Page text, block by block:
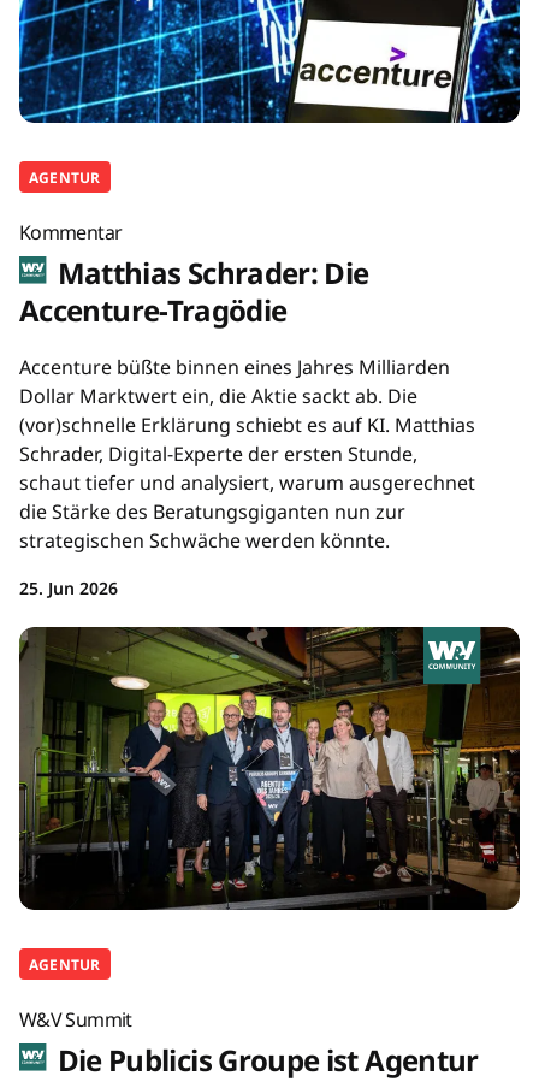
AGENTUR
Kommentar
Matthias Schrader: Die
Accenture-Tragödie
Accenture büßte binnen eines Jahres Milliarden
Dollar Marktwert ein, die Aktie sackt ab. Die
(vor)schnelle Erklärung schiebt es auf KI. Matthias
Schrader, Digital-Experte der ersten Stunde,
schaut tiefer und analysiert, warum ausgerechnet
die Stärke des Beratungsgiganten nun zur
strategischen Schwäche werden könnte.
25. Jun 2026
AGENTUR
W&V Summit
Die Publicis Groupe ist Agentur